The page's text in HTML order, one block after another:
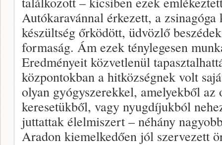
Autókaravánnal érkezett, a
készültség őrködött, üdvözlő
formaság. Ám ezek ténylegesen
Eredményeit közvetlenül
központokban a hitközségnek volt
olyan gyógyszerekkel, amelyekből az
keresetükből, vagy nyugdíjukból
juttattak élelmiszert – néhány
Aradon kiemelkedően jól szervezett